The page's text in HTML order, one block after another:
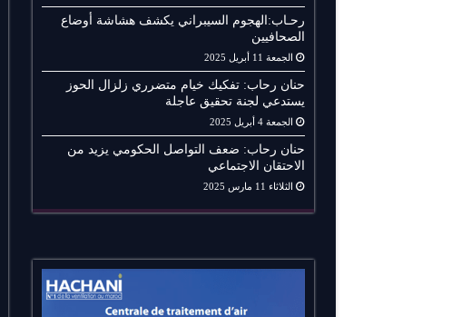
رحـاب:الهجوم السيبراني يكشف هشاشة أوضاع
الصحافيين
الجمعة 11 أبريل 2025
حنان رحاب: تفكيك خيام متضرري زلزال الحوز
يستدعي لجنة تحقيق عاجلة
الجمعة 4 أبريل 2025
حنان رحاب: ضعف التواصل الحكومي يزيد من
الاحتقان الاجتماعي
الثلاثاء 11 مارس 2025